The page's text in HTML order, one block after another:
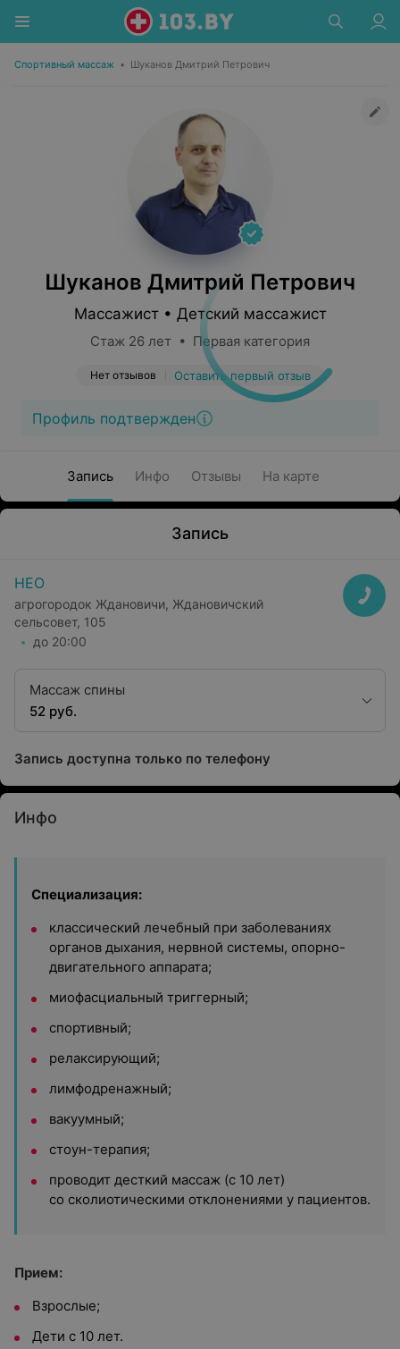
Спортивный массаж • Шуканов Дмитрий Петрович
Шуканов Дмитрий Петрович
Массажист • Детский массажист
Стаж 26 лет • Первая категория
Нет отзывов Оставить первый отзыв
Профиль подтвержден
Запись Инфо Отзывы На карте
Запись
НЕО
агрогородок Ждановичи, Ждановичский
сельсовет, 105
до 20:00
Массаж спины
52 руб.
Запись доступна только по телефону
Инфо
Специализация:
классический лечебный при заболеваниях
органов дыхания, нервной системы, опорно-
двигательного аппарата;
миофасциальный триггерный;
спортивный;
релаксирующий;
лимфодренажный;
вакуумный;
стоун-терапия;
проводит десткий массаж (с 10 лет)
со сколиотическими отклонениями у пациентов.
Прием:
Взрослые;
Дети с 10 лет.